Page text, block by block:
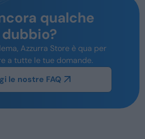
qualche
dubbio?
Azzurra Store è qua per
a tutte le tue domande.
le nostre FAQ